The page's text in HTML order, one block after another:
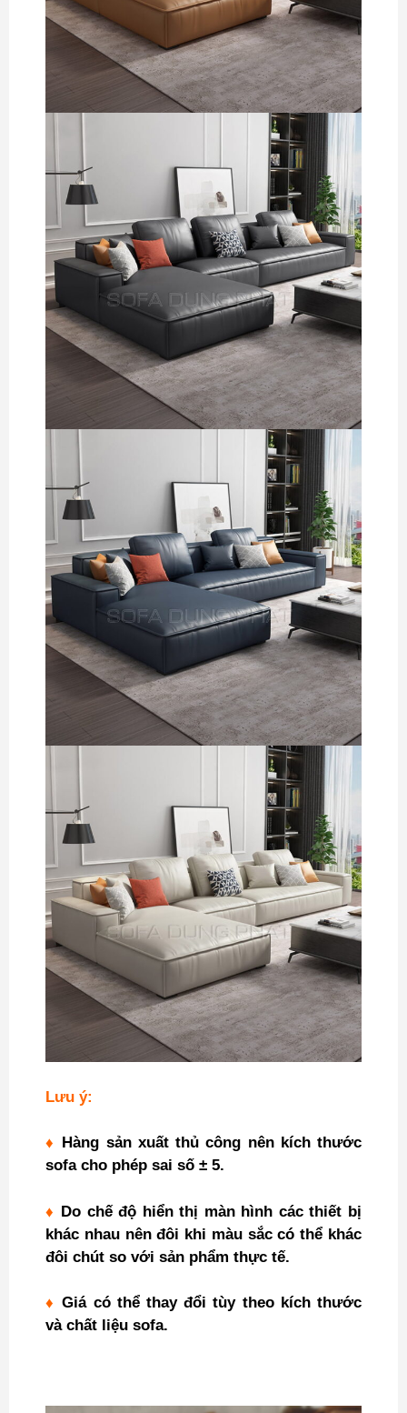
Lưu ý:
♦
Hàng sản xuất thủ công nên kích thước
sofa cho phép sai số ± 5.
♦ Do chế độ hiển thị màn hình các thiết bị
khác nhau nên đôi khi màu sắc có thể khác
đôi chút so với sản phẩm thực tế.
♦ Giá có thể thay đổi tùy theo kích thước
và chất liệu sofa.